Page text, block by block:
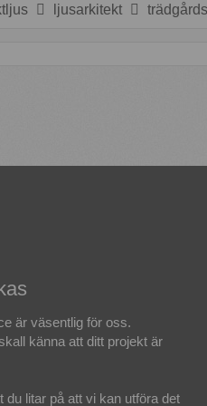
ljusarkitekt
är väsentlig för oss.
känna att ditt projekt är
du litar på att vi kan utföra det